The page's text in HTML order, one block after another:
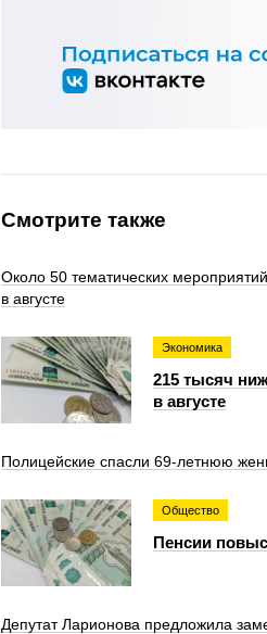
Смотрите также
Около 50 тематических
в августе
Экономика
215 тысяч
в августе
Полицейские спасли 69-летнюю
Общество
Пенсии
Депутат Ларионова предложила